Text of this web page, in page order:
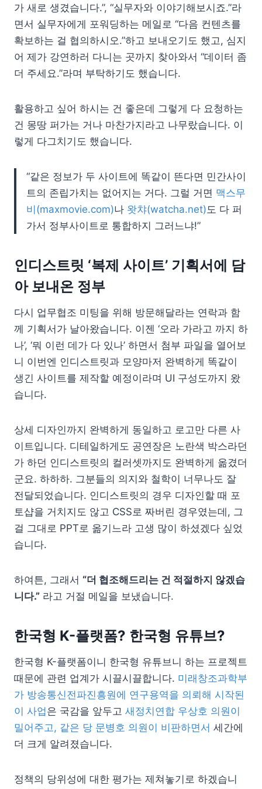
가 새로 생겼습니다.”, “실무자와 이야기해보시죠.”라
면서 실무자에게 포워딩하는 메일로 “다음 컨텐츠를
확보하는 걸 협의하시오.”하고 보내오기도 했고, 심지
어 제가 강연하러 다니는 곳까지 찾아와서 “데이터 좀
더 주세요.”라며 부탁하기도 했습니다.
활용하고 싶어 하시는 건 좋은데 그렇게 다 요청하는
건 몽땅 퍼가는 거나 마찬가지라고 나무랐습니다. 이
렇게 다그치기도 했습니다.
“같은 정보가 두 사이트에 똑같이 뜬다면 민간사이
트의 존립가치는 없어지는 거다. 그럴 거면 맥스무
비(maxmovie.com)나 왓챠(watcha.net)도 다 퍼
가서 정부사이트로 통합하지 그러느냐!”
인디스트릿 ‘복제 사이트’ 기획서에 담
아 보내온 정부
다시 업무협조 미팅을 위해 방문해달라는 연락과 함
께 기획서가 날아왔습니다. 이젠 ‘오라 가라고 까지 하
나’, ‘뭐 이런 데가 다 있나’ 하면서 첨부 파일을 열어보
니 이번엔 인디스트릿과 모양마저 완벽하게 똑같이
생긴 사이트를 제작할 예정이라며 UI 구성도까지 왔
습니다.
상세 디자인까지 완벽하게 동일하고 로고만 다른 사
이트입니다. 디테일하게도 공연장은 노란색 박스라던
가 하던 인디스트릿의 컬러셋까지도 완벽하게 옮겼더
군요. 하하하. 그분들의 의지와 철학이 너무나도 잘
전달되었습니다. 인디스트릿의 경우 디자인할 때 포
토샵을 거치지도 않고 CSS로 짜버린 경우였는데, 그
걸 그대로 PPT로 옮기느라 고생 많이 하셨겠다 싶었
습니다.
하여튼, 그래서 “더 협조해드리는 건 적절하지 않겠습
니다.” 라고 거절 메일을 보냈습니다.
한국형 K-플랫폼? 한국형 유튜브?
한국형 K-플랫폼이니 한국형 유튜브니 하는 프로젝트
때문에 관련 업계가 시끌시끌합니다. 미래창조과학부
가 방송통신전파진흥원에 연구용역을 의뢰해 시작된
이 사업은 국감을 앞두고 새정치연합 우상호 의원이
밀어주고, 같은 당 문병호 의원이 비판하면서 세간에
더 크게 알려졌습니다.
정책의 당위성에 대한 평가는 제쳐놓기로 하겠습니